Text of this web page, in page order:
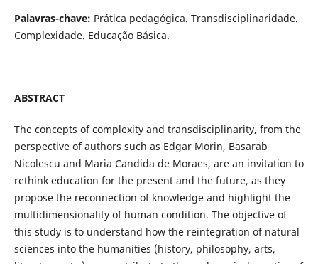
Palavras-chave: Prática pedagógica. Transdisciplinaridade.
Complexidade. Educação Básica.
ABSTRACT
The concepts of complexity and transdisciplinarity, from the
perspective of authors such as Edgar Morin, Basarab
Nicolescu and Maria Candida de Moraes, are an invitation to
rethink education for the present and the future, as they
propose the reconnection of knowledge and highlight the
multidimensionality of human condition. The objective of
this study is to understand how the reintegration of natural
sciences into the humanities (history, philosophy, arts,